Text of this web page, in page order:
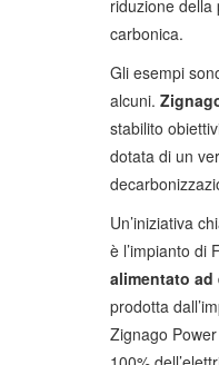
riduzione della
carbonica.
Gli esempi
alcuni.
stabilito
dotata di un
Un’iniziativa
è l’impianto di
alimentato
prodotta
Zignago